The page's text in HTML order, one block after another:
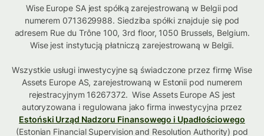
Wise Europe SA jest spółką zarejestrowaną w Belgii pod
numerem 0713629988. Siedziba spółki znajduje się pod
adresem Rue du Trône 100, 3rd floor, 1050 Brussels, Belgium.
Wise jest instytucją płatniczą zarejestrowaną w Belgii.
Wszystkie usługi inwestycyjne są świadczone przez firmę Wise
Assets Europe AS, zarejestrowaną w Estonii pod numerem
rejestracyjnym 16267372. Wise Assets Europe AS jest
autoryzowana i regulowana jako firma inwestycyjna przez
Estoński Urząd Nadzoru Finansowego i Upadłościowego
(Estonian Financial Supervision and Resolution Authority) pod